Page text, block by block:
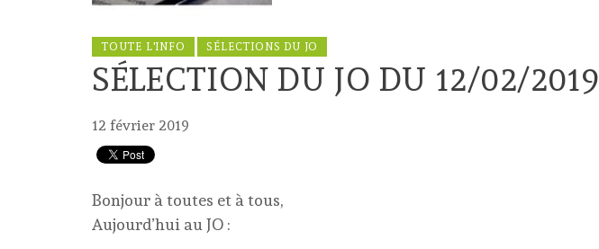
TOUTE L'INFO SÉLECTIONS DU JO
SÉLECTION DU JO DU 12/02/2019
12 février 2019
Bonjour à toutes et à tous,
Aujourd’hui au JO :